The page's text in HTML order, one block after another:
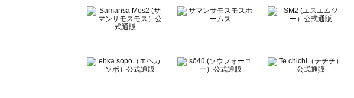
BETTY'S BLUE（べティーズブルー）のボディーオイル一覧
Wpc.（ワールドパーティー）のボディーオイル一覧